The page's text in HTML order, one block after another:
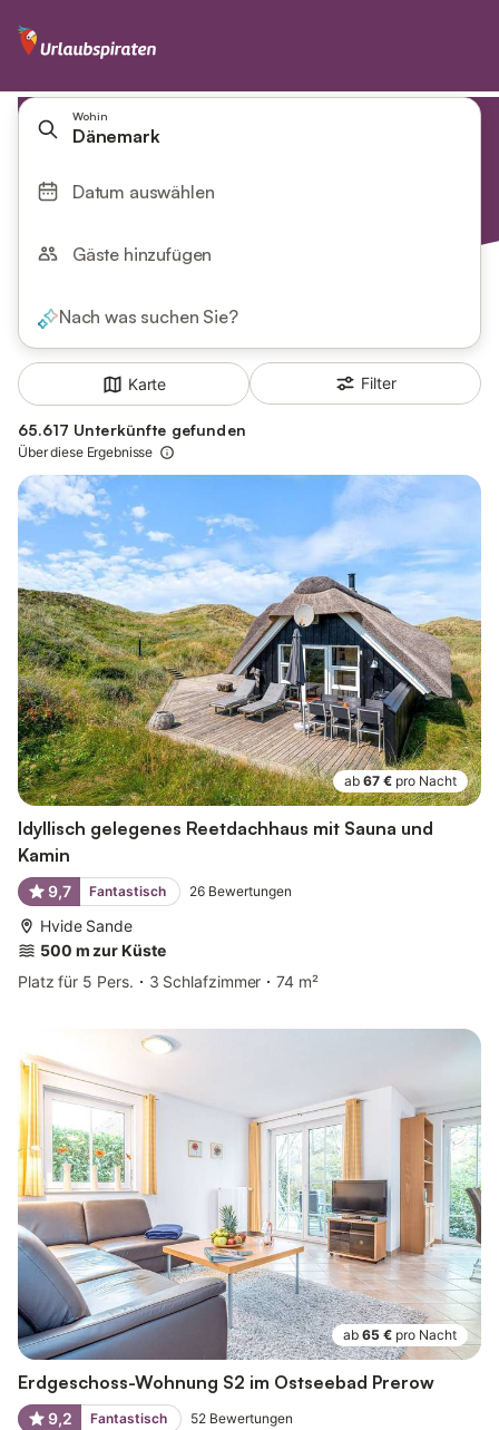
Wohin
Dänemark
Datum auswählen
Gäste hinzufügen
Nach was suchen Sie?
Karte Filter
65.617 Unterkünfte gefunden
Über diese Ergebnisse
ab 67 € pro Nacht
Idyllisch gelegenes Reetdachhaus mit Sauna und
Kamin
9,7 Fantastisch 26 Bewertungen
Hvide Sande
500 m zur Küste
Platz für 5 Pers.
3 Schlafzimmer 74 m²
ab 65 € pro Nacht
Erdgeschoss-Wohnung S2 im Ostseebad Prerow
9,2 Fantastisch 52 Bewertungen